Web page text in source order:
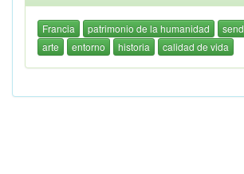
Francia patrimonio de la humanidad
arte
entorno historia calidad de vida